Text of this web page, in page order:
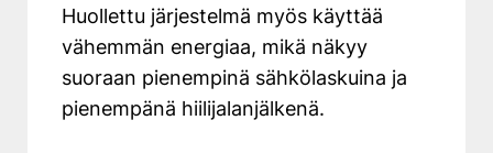
Huollettu järjestelmä myös käyttää
vähemmän energiaa, mikä näkyy
suoraan pienempinä sähkölaskuina ja
pienempänä hiilijalanjälkenä.